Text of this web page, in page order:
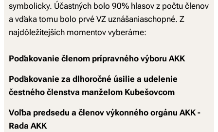
symbolicky. Účastných bolo 90% hlasov z počtu členov
a vďaka tomu bolo prvé VZ uznášaniaschopné. Z
najdôležitejších momentov vyberáme:
Poďakovanie členom prípravného výboru AKK
Poďakovanie za dlhoročné úsilie a udelenie
čestného členstva manželom Kubešovcom
Voľba predsedu a členov výkonného orgánu AKK -
Rada AKK